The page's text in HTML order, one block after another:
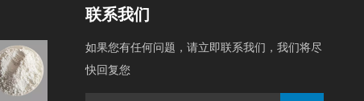
原料
联系我们
如果您有任何问题，请立即联系我们，我们将尽
快回复您